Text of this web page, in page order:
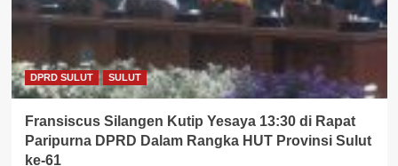
DPRD SULUT SULUT
Fransiscus Silangen Kutip Yesaya 13:30 di Rapat
Paripurna DPRD Dalam Rangka HUT Provinsi Sulut
ke-61